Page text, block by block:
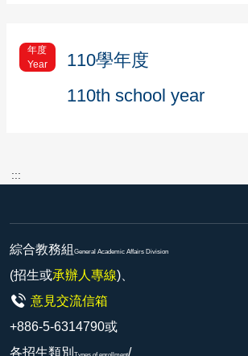
年度
Year
110學年度
110th school year
:::
綜合教務組 General Academic Affairs Division
(招生或承辦人專線)、
意見交流信箱
+886-5-6314790或
各招生類別
/